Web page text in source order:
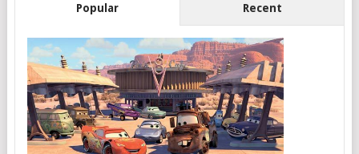
Popular Recent